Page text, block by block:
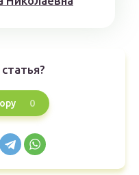
0